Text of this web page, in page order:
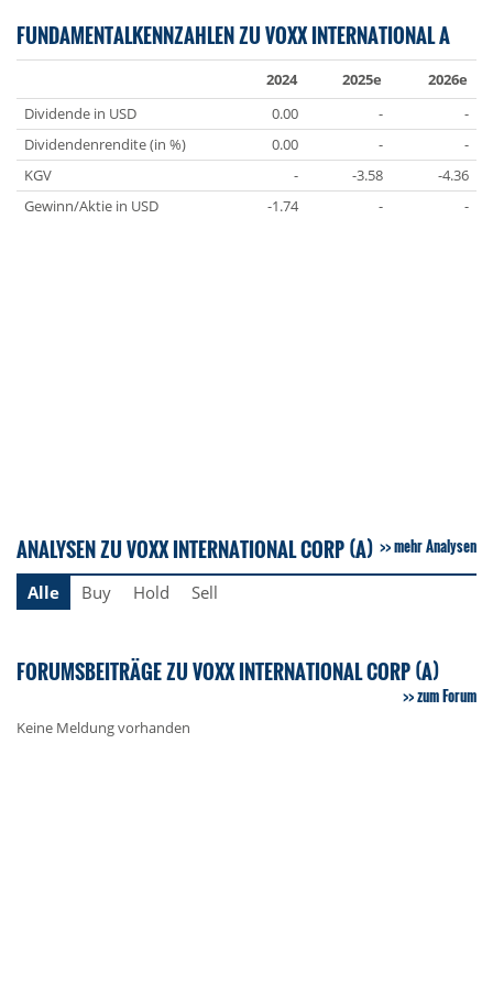
FUNDAMENTALKENNZAHLEN ZU VOXX INTERNATIONAL A
2024 2025e
2026e
Dividende in USD
0.00 -
-
Dividendenrendite (in %)
0.00 -
-
KGV
- -3.58
-4.36
Gewinn/Aktie in USD
-1.74 - -
ANALYSEN ZU VOXX INTERNATIONAL CORP (A) mehr Analysen
Alle Buy Hold Sell
FORUMSBEITRÄGE ZU VOXX INTERNATIONAL CORP (A)
zum Forum
Keine Meldung vorhanden